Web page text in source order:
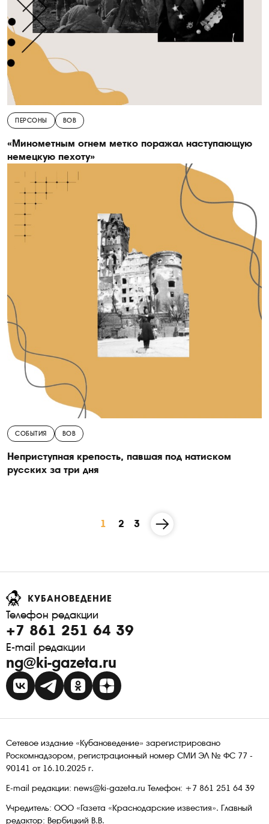
ПЕРСОНЫ ВОВ
«Минометным огнем метко поражал наступающую
немецкую пехоту»
СОБЫТИЯ ВОВ
Неприступная крепость, павшая под натиском
русских за три дня
1 2 3
КУБАНОВЕДЕНИЕ
Телефон редакции
+7 861 251 64 39
E-mail редакции
ng@ki-gazeta.ru
Сетевое издание «Кубановедение» зарегистрировано
Роскомнадзором, регистрационный номер СМИ ЭЛ № ФС 77 -
90141 от 16.10.2025 г.
E-mail редакции: news@ki-gazeta.ru Телефон: +7 861 251 64 39
Учредитель: ООО «Газета «Краснодарские известия». Главный
редактор: Вербицкий В.В.